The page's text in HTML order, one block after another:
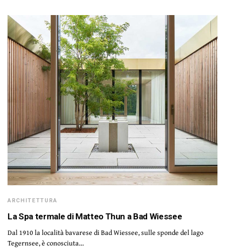
ARCHITETTURA
La Spa termale di Matteo Thun a Bad Wiessee
Dal 1910 la località bavarese di Bad Wiessee, sulle sponde del lago
Tegernsee, è conosciuta…